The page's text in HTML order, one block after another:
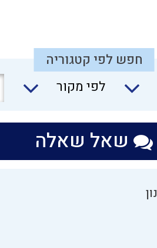
חפש לפי קטגוריה
לפי מקור
שאל שאלה